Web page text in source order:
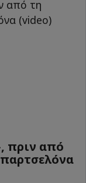
πριν από